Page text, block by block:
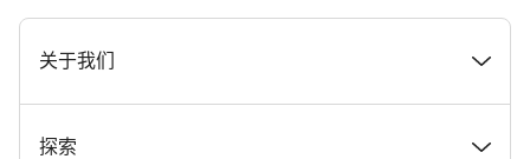
[footer.linksList.title]
关于我们
奖项
探索